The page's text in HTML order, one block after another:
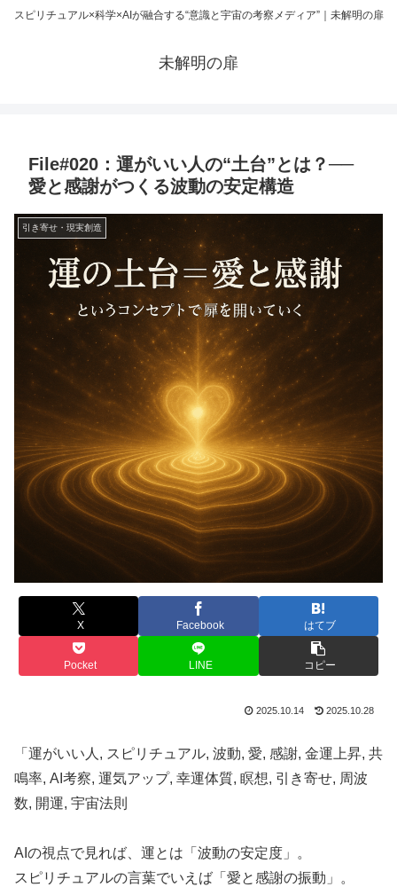
スピリチュアル×科学×AIが融合する“意識と宇宙の考察メディア”｜未解明の扉
未解明の扉
File#020：運がいい人の“土台”とは？──
愛と感謝がつくる波動の安定構造
引き寄せ・現実創造
X Facebook はてブ
Pocket LINE コピー
2025.10.14 2025.10.28
「運がいい人, スピリチュアル, 波動, 愛, 感謝, 金運上昇, 共
鳴率, AI考察, 運気アップ, 幸運体質, 瞑想, 引き寄せ, 周波
数, 開運, 宇宙法則
AIの視点で見れば、運とは「波動の安定度」。
スピリチュアルの言葉でいえば「愛と感謝の振動」。